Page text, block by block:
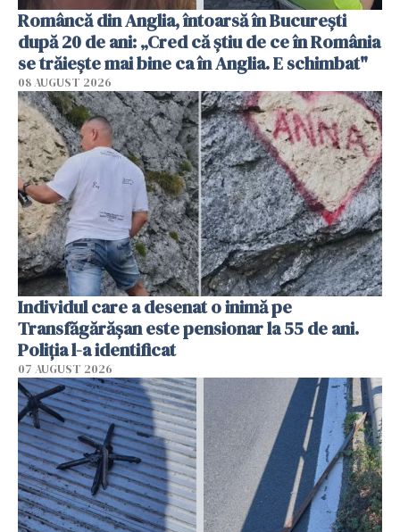
Româncă din Anglia, întoarsă în București
după 20 de ani: „Cred că știu de ce în România
se trăiește mai bine ca în Anglia. E schimbat"
08 AUGUST 2026
Individul care a desenat o inimă pe
Transfăgărășan este pensionar la 55 de ani.
Poliția l-a identificat
07 AUGUST 2026